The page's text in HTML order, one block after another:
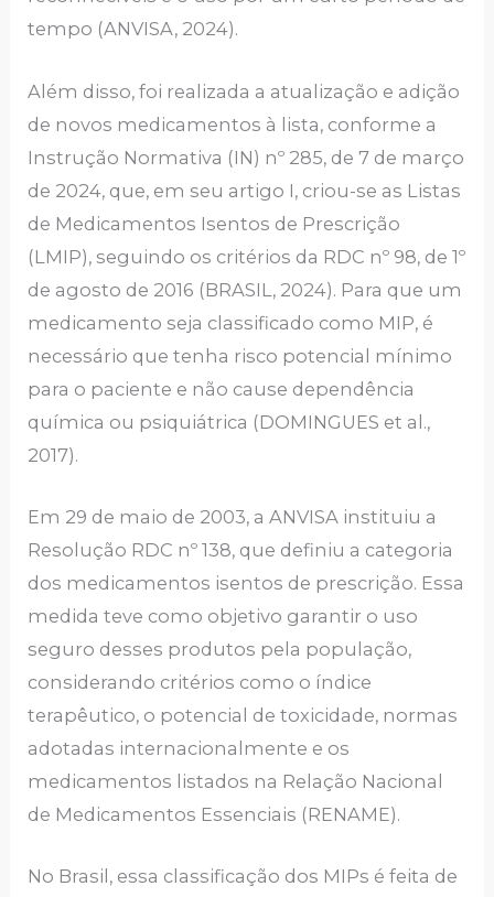
tempo (ANVISA, 2024).
Além disso, foi realizada a atualização e adição
de novos medicamentos à lista, conforme a
Instrução Normativa (IN) nº 285, de 7 de março
de 2024, que, em seu artigo I, criou-se as Listas
de Medicamentos Isentos de Prescrição
(LMIP), seguindo os critérios da RDC nº 98, de 1º
de agosto de 2016 (BRASIL, 2024). Para que um
medicamento seja classificado como MIP, é
necessário que tenha risco potencial mínimo
para o paciente e não cause dependência
química ou psiquiátrica (DOMINGUES et al.,
2017).
Em 29 de maio de 2003, a ANVISA instituiu a
Resolução RDC nº 138, que definiu a categoria
dos medicamentos isentos de prescrição. Essa
medida teve como objetivo garantir o uso
seguro desses produtos pela população,
considerando critérios como o índice
terapêutico, o potencial de toxicidade, normas
adotadas internacionalmente e os
medicamentos listados na Relação Nacional
de Medicamentos Essenciais (RENAME).
No Brasil, essa classificação dos MIPs é feita de